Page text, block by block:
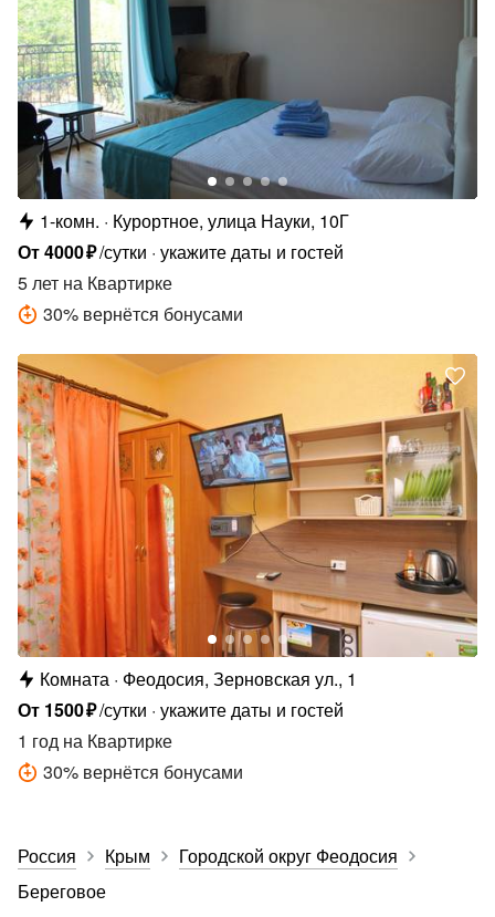
1-комн.
Курортное, улица Науки, 10Г
От4000₽/сутки укажите даты и гостей
5 лет на Квартирке
30% вернётся бонусами
Комната Феодосия, Зерновская ул., 1
От 1500₽/сутки укажите даты и гостей
1 год на Квартирке
30% вернётся бонусами
Россия Крым
Городской округ Феодосия
Береговое